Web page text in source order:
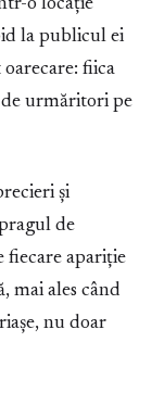
o locație
la publicul ei
fiica
urmăritori pe
și
de
fiecare apariție
mai ales când
nu doar